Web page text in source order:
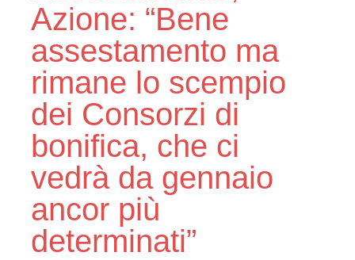
Azione: “Bene
assestamento ma
rimane lo scempio
dei Consorzi di
bonifica, che ci
vedrà da gennaio
ancor più
determinati”